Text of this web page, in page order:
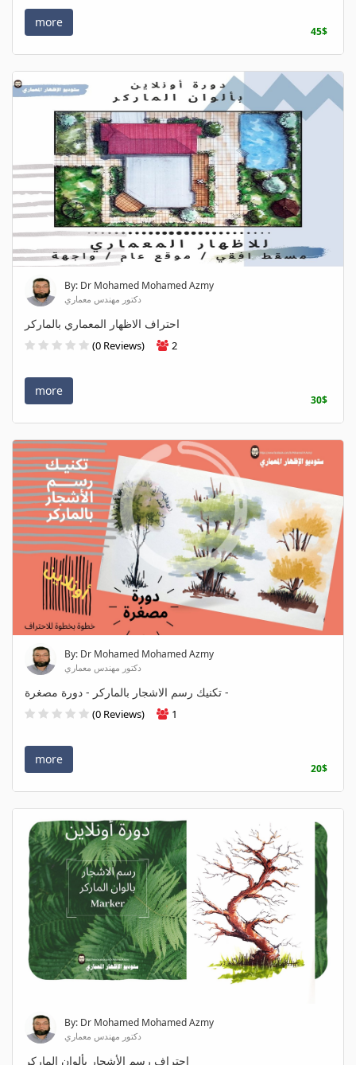
more
45$
By: Dr Mohamed Mohamed Azmy
دكتور مهندس معماري
احتراف الاظهار المعماري بالماركر
(0 Reviews) 2
more
30$
By: Dr Mohamed Mohamed Azmy
دكتور مهندس معماري
تكنيك رسم الاشجار بالماركر - دورة مصغرة -
(0 Reviews) 1
more
20$
By: Dr Mohamed Mohamed Azmy
دكتور مهندس معماري
احتراف رسم الأشجار بألوان الماركر